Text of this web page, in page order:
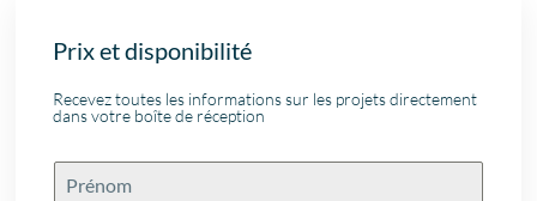
Prix et disponibilité
Recevez toutes les informations sur les projets directement
dans votre boîte de réception